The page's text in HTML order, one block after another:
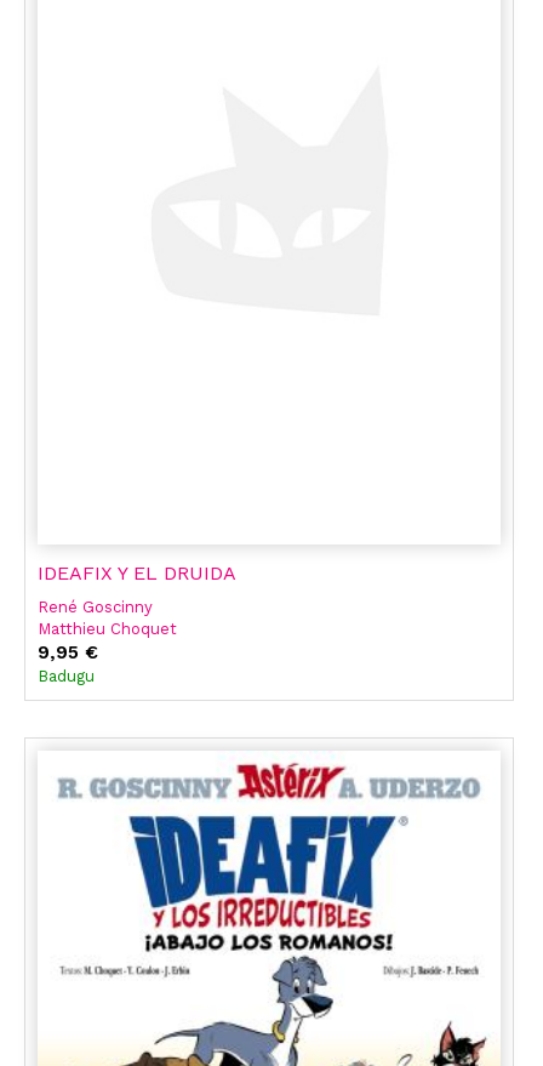
IDEAFIX Y EL DRUIDA
René Goscinny
Matthieu Choquet
9,95 €
Badugu